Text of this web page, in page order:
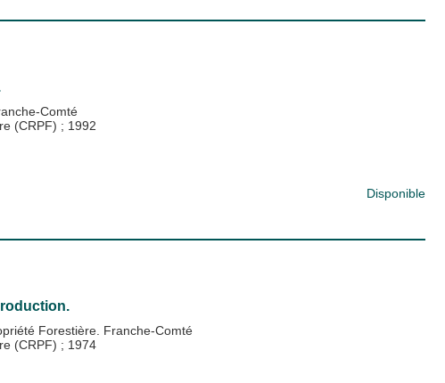
Comté
(CRPF) ; 1992
Disponible
Forestière. Franche-Comté
(CRPF) ; 1974